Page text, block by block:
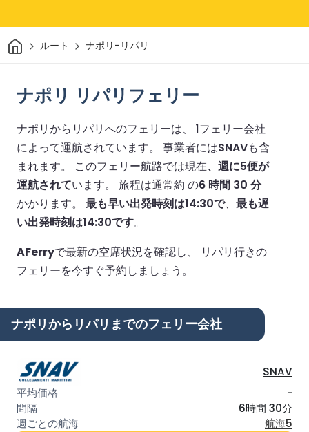
家 ルート ナポリ-リパリ
ナポリ リパリフェリー
ナポリからリパリへのフェリーは、 1フェリー会社
によって運航されています。 事業者にはSNAVも含
まれます。 このフェリー航路では現在、週に5便が
運航されています。 旅程は通常約 の6 時間 30 分
かかります。 最も早い出発時刻は14:30で、 最も遅
い出発時刻は14:30です。
AFerryで最新の空席状況を確認し、 リパリ行きの
フェリーを今すぐ予約しましょう。
ナポリからリパリまでのフェリー会社
SNAV
-
6時間 30分
航海5